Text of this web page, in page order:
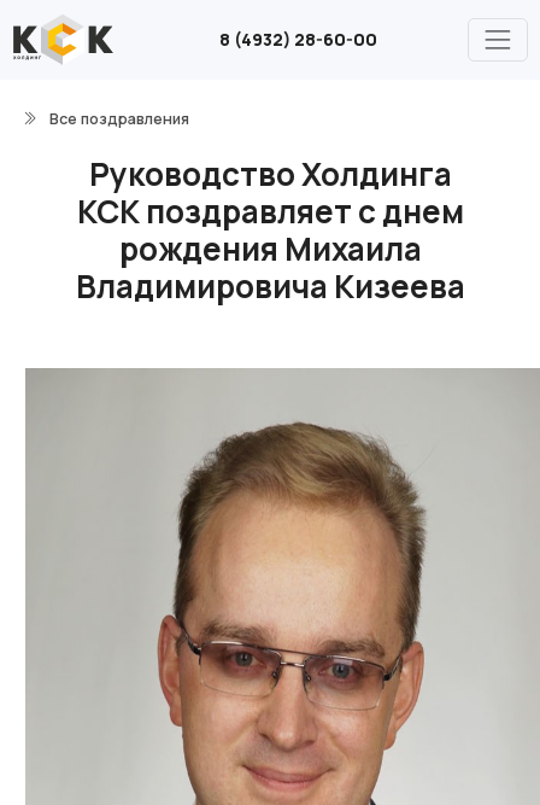
8 (4932) 28-60-00
Все поздравления
Руководство Холдинга
КСК поздравляет с днем
рождения Михаила
Владимировича Кизеева